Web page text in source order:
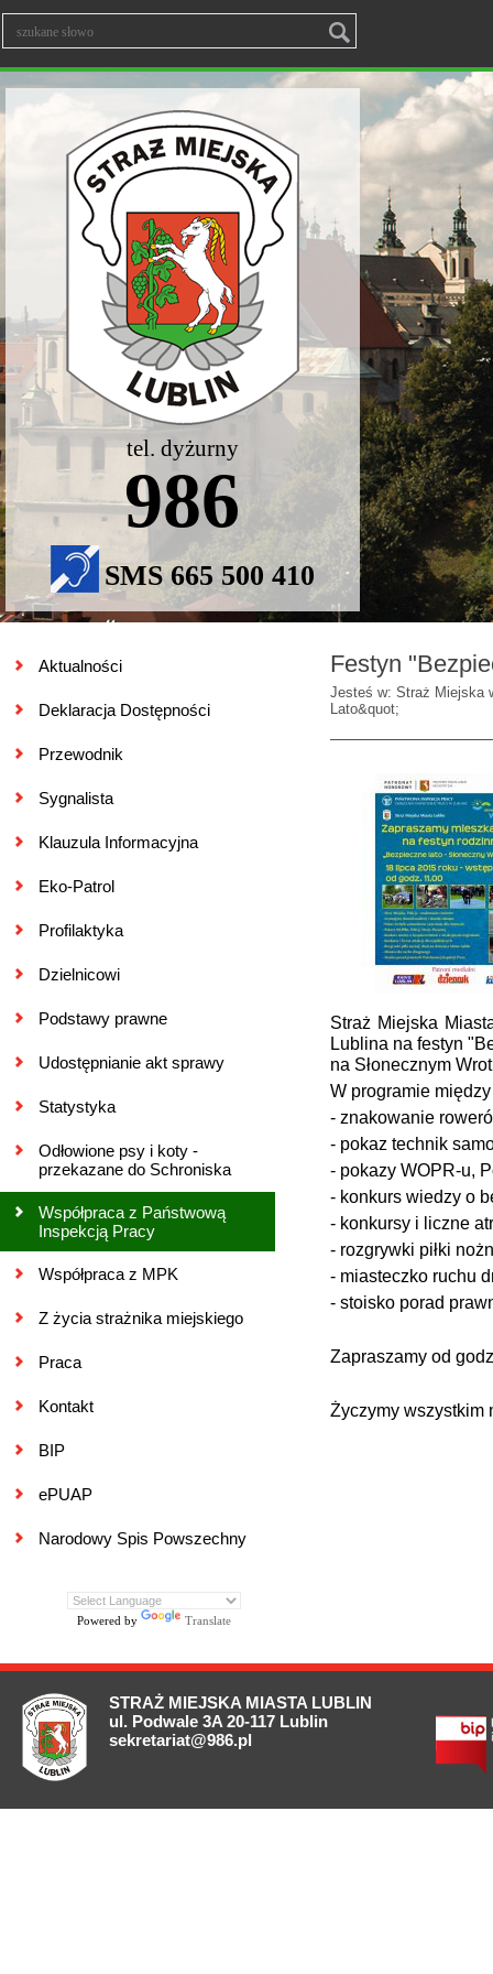
tel. dyżurny
986
SMS 665 500 410
Aktualności
Deklaracja Dostępności
Przewodnik
Sygnalista
Klauzula Informacyjna
Eko-Patrol
Profilaktyka
Dzielnicowi
Podstawy prawne
Udostępnianie akt sprawy
Statystyka
Odłowione psy i koty -
przekazane do Schroniska
Współpraca z Państwową
Inspekcją Pracy
Współpraca z MPK
Z życia strażnika miejskiego
Praca
Kontakt
BIP
ePUAP
Narodowy Spis Powszechny
Powered by Translate
Festyn
Jesteś w: Straż Miejska
Lato&quot;
Straż Miejska
Lublina na festyn
na Słonecznym
W programie
- znakowanie
- pokaz technik
- pokazy WOPR-u,
- konkurs wiedzy o
- konkursy i liczne
- rozgrywki piłki
- miasteczko ruchu
- stoisko porad
Zapraszamy od
Życzymy wszystkim
STRAŻ MIEJSKA MIASTA LUBLIN
ul. Podwale 3A 20-117 Lublin
sekretariat@986.pl